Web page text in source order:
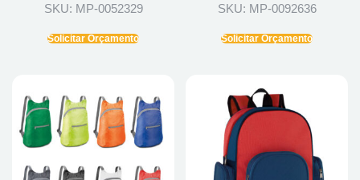
SKU: MP-0052329
Solicitar Orçamento
SKU: MP-0092636
Solicitar Orçamento